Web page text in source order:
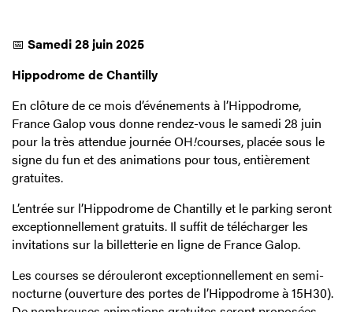
📅 Samedi 28 juin 2025
Hippodrome de Chantilly
En clôture de ce mois d’événements à l’Hippodrome,
France Galop vous donne rendez-vous le samedi 28 juin
pour la très attendue journée OH!courses, placée sous le
signe du fun et des animations pour tous, entièrement
gratuites.
L’entrée sur l’Hippodrome de Chantilly et le parking seront
exceptionnellement gratuits. Il suffit de télécharger les
invitations sur la billetterie en ligne de France Galop.
Les courses se déroulerontexceptionnellement en semi-
nocturne (ouverture des portes de l’Hippodrome à 15H30).